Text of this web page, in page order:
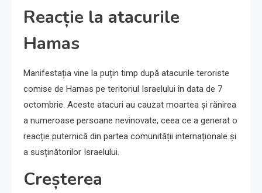
Reacție la atacurile
Hamas
Manifestația vine la puțin timp după atacurile teroriste
comise de Hamas pe teritoriul Israelului în data de 7
octombrie. Aceste atacuri au cauzat moartea și rănirea
a numeroase persoane nevinovate, ceea ce a generat o
reacție puternică din partea comunității internaționale și
a susținătorilor Israelului.
Creșterea